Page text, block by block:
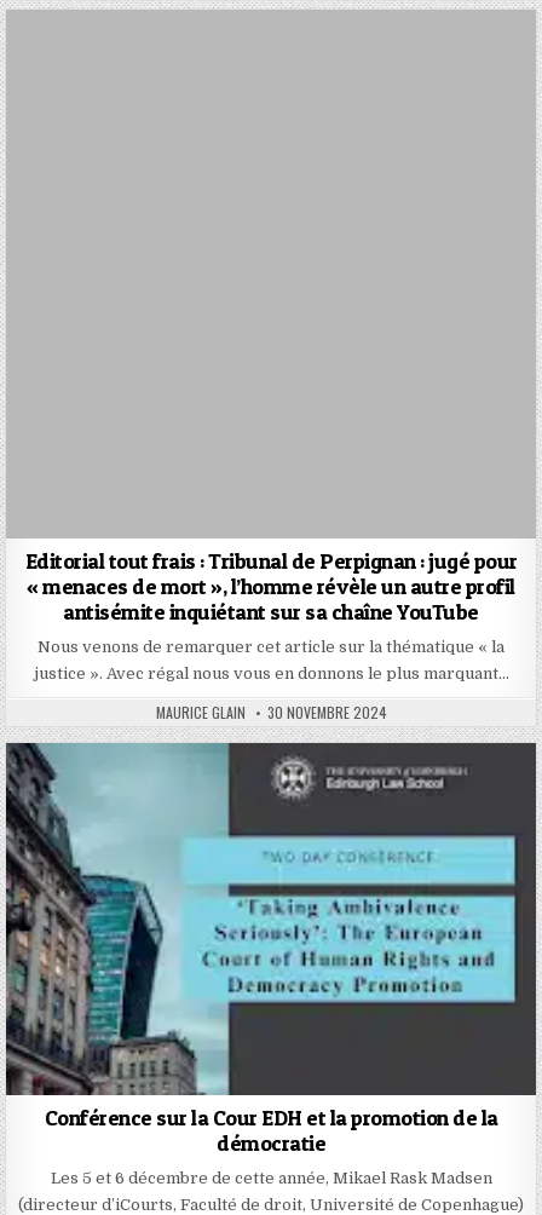
Editorial tout frais : Tribunal de Perpignan : jugé pour
« menaces de mort », l’homme révèle un autre profil
antisémite inquiétant sur sa chaîne YouTube
Nous venons de remarquer cet article sur la thématique « la
justice ». Avec régal nous vous en donnons le plus marquant…
AUTHOR:
MAURICE GLAIN PUBLISHED
DATE:
30 NOVEMBRE 2024
Conférence sur la Cour EDH et la promotion de la
démocratie
Les 5 et 6 décembre de cette année, Mikael Rask Madsen
(directeur d’iCourts, Faculté de droit, Université de Copenhague)